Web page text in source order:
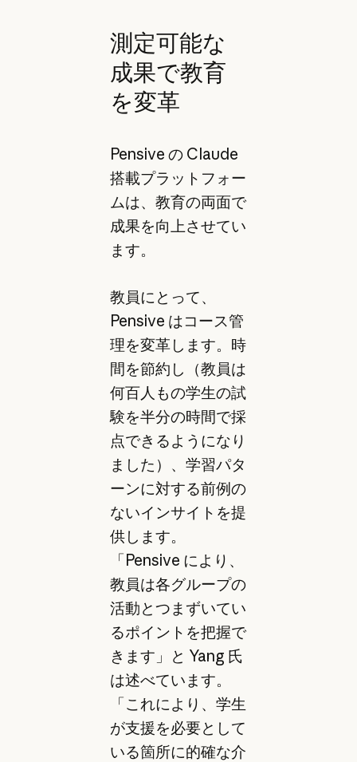
測定可能な
成果で教育
を変革
Pensive の Claude
搭載プラットフォー
ムは、教育の両面で
成果を向上させてい
ます。
教員にとって、
Pensive はコース管
理を変革します。時
間を節約し（教員は
何百人もの学生の試
験を半分の時間で採
点できるようになり
ました）、学習パタ
ーンに対する前例の
ないインサイトを提
供します。
「Pensive により、
教員は各グループの
活動とつまずいてい
るポイントを把握で
きます」と Yang 氏
は述べています。
「これにより、学生
が支援を必要として
いる箇所に的確な介